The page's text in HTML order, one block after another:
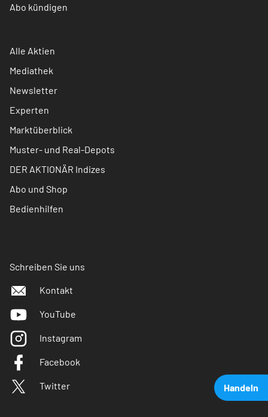
Handeln
Abo kündigen
Alle Aktien
Mediathek
Newsletter
Experten
Marktüberblick
Muster- und Real-Depots
DER AKTIONÄR Indizes
Abo und Shop
Bedienhilfen
Schreiben Sie uns
Kontakt
YouTube
Instagram
Facebook
Twitter